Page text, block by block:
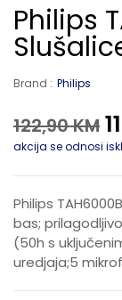
Philips
Brand : Philips
122,90KM
akcija se odnosi
Philips
bas;
(50h s
uredjaja;5